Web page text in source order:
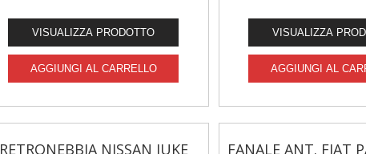
RETRONEBBIA NISSAN JUKE
FANALE ANT. FIAT